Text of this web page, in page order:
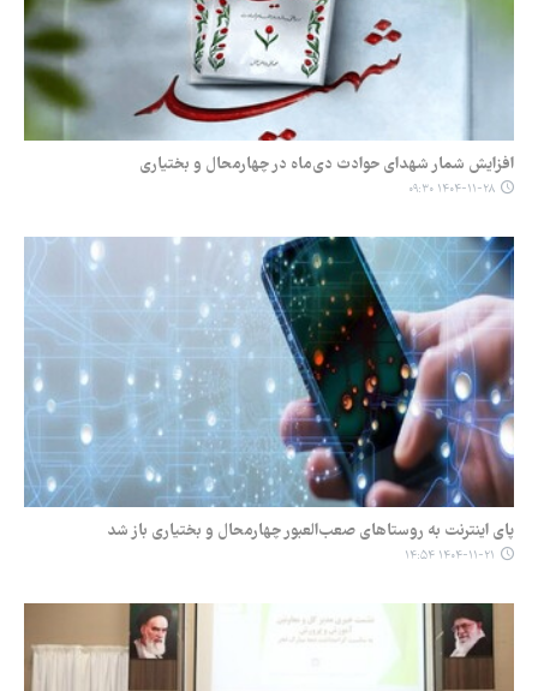
افزایش شمار شهدای حوادث دی‌ماه در چهارمحال و بختیاری
۱۴۰۴-۱۱-۲۸ ۰۹:۳۰
پای اینترنت به روستاهای صعب‌العبور چهارمحال و بختیاری باز شد
۱۴۰۴-۱۱-۲۱ ۱۴:۵۴